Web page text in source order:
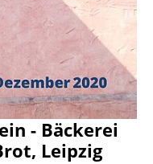
- Bäckerei
Leipzig